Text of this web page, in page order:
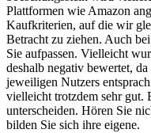
Plattformen wie Amazon
Kaufkriterien, auf die wir
Betracht zu ziehen. Auch
Sie aufpassen. Vielleicht
deshalb negativ bewertet,
jeweiligen Nutzers
vielleicht trotzdem sehr gut.
unterscheiden. Hören Sie
bilden Sie sich ihre eigene.